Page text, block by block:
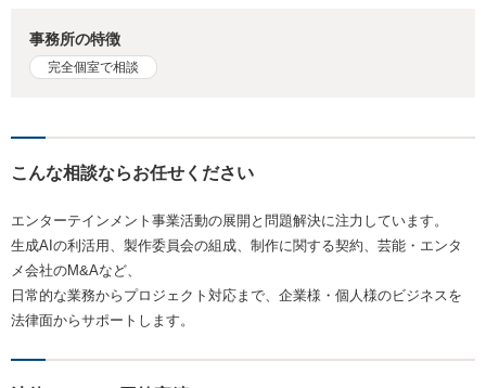
事務所の特徴
完全個室で相談
こんな相談ならお任せください
エンターテインメント事業活動の展開と問題解決に注力しています。
生成AIの利活用、製作委員会の組成、制作に関する契約、芸能・エンタ
メ会社のM&Aなど、
日常的な業務からプロジェクト対応まで、企業様・個人様のビジネスを
法律面からサポートします。